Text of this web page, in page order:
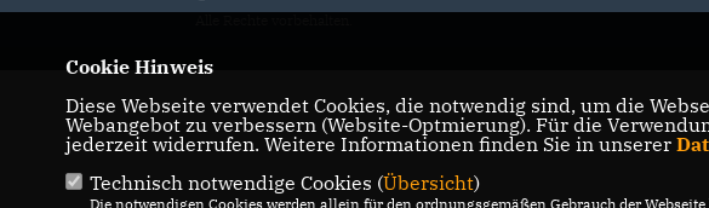
Cookie Hinweis
Diese Webseite verwendet Cookies, die notwendig sind, um die
Webangebot zu verbessern (Website-Optmierung). Für die
jederzeit widerrufen. Weitere Informationen finden Sie in unserer
Technisch notwendige Cookies (Übersicht)
Die notwendigen Cookies werden allein für den ordnungsgemäßen Gebrauch der